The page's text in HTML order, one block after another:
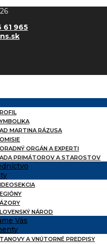
61 965
MARTINA RÁZUSA
ORGÁN A EXPERTI
PRIMÁTOROV A STAROSTOV
NÁROD
Vás
A VNÚTORNÉ PREDPISY